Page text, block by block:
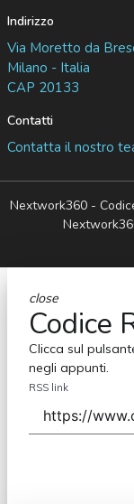
Indirizzo
Via Moretto da
Milano - Italia
CAP 20133
Contatti
Contatta il nostro
Nextwork360 -
close
Codice
Clicca sul
negli appunti.
RSS link